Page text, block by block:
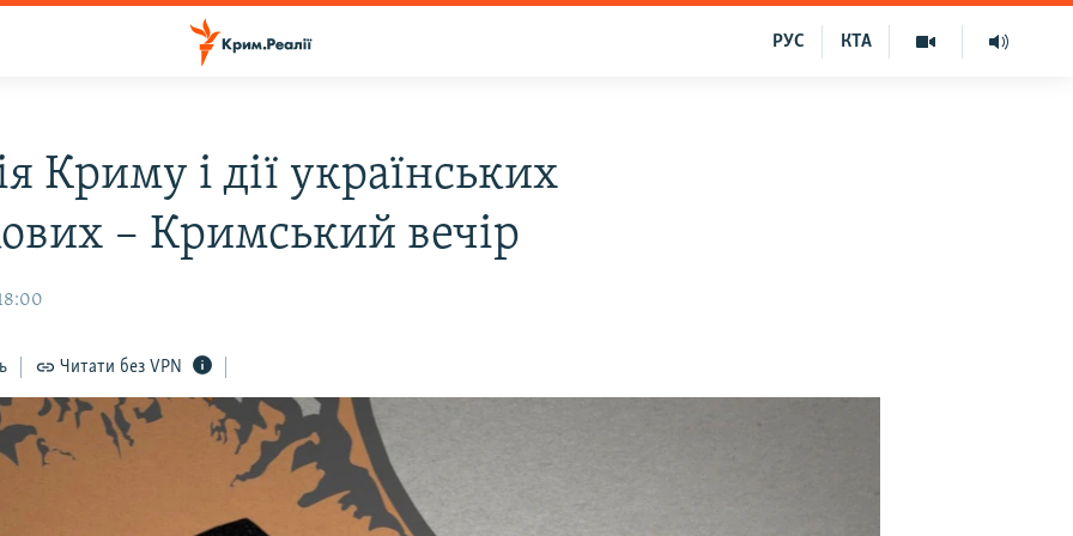
КТА
РУС
Криму і дії українських
– Кримський вечір
Читати без VPN